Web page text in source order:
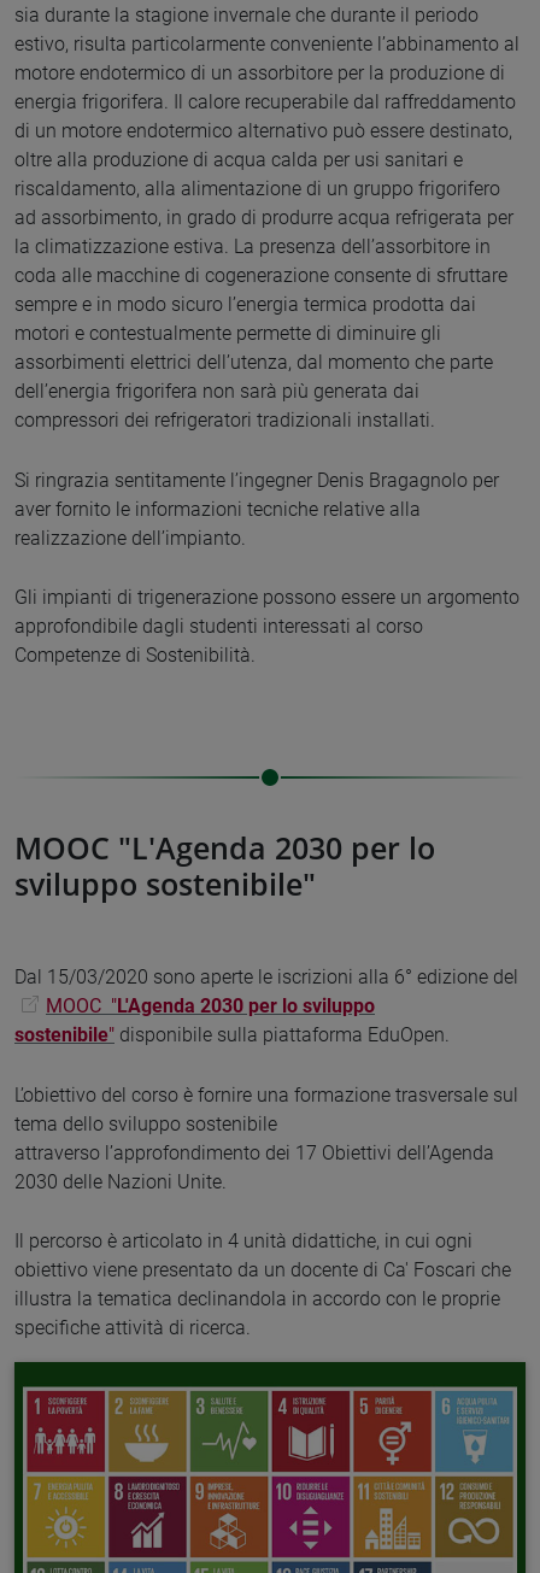
sia durante la stagione invernale che durante il periodo
estivo, risulta particolarmente conveniente l’abbinamento al
motore endotermico di un assorbitore per la produzione di
energia frigorifera. Il calore recuperabile dal raffreddamento
di un motore endotermico alternativo può essere destinato,
oltre alla produzione di acqua calda per usi sanitari e
riscaldamento, alla alimentazione di un gruppo frigorifero
ad assorbimento, in grado di produrre acqua refrigerata per
la climatizzazione estiva. La presenza dell’assorbitore in
coda alle macchine di cogenerazione consente di sfruttare
sempre e in modo sicuro l’energia termica prodotta dai
motori e contestualmente permette di diminuire gli
assorbimenti elettrici dell’utenza, dal momento che parte
dell’energia frigorifera non sarà più generata dai
compressori dei refrigeratori tradizionali installati.
Si ringrazia sentitamente l’ingegner Denis Bragagnolo per
aver fornito le informazioni tecniche relative alla
realizzazione dell’impianto.
Gli impianti di trigenerazione possono essere un argomento
approfondibile dagli studenti interessati al corso
Competenze di Sostenibilità.
MOOC "L'Agenda 2030 per lo
sviluppo sostenibile"
Dal 15/03/2020 sono aperte le iscrizioni alla 6° edizione del
MOOC "L'Agenda 2030 per lo sviluppo
sostenibile" disponibile sulla piattaforma EduOpen.
L’obiettivo del corso è fornire una formazione trasversale sul
tema dello sviluppo sostenibile
attraverso l’approfondimento dei 17 Obiettivi dell’Agenda
2030 delle Nazioni Unite.
Il percorso è articolato in 4 unità didattiche, in cui ogni
obiettivo viene presentato da un docente di Ca' Foscari che
illustra la tematica declinandola in accordo con le proprie
specifiche attività di ricerca.